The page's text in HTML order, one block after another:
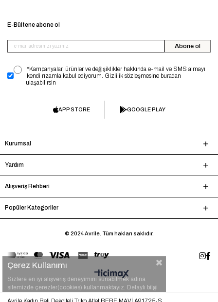
E-Bültene abone ol
Abone ol
*Kampanyalar, ürünler ve değişiklikler hakkında e-mail ve SMS almayı
kendi rızamla kabul ediyorum. Gizlilik sözleşmesine buradan
ulaşabilirsin
APP STORE GOOGLE PLAY
Kurumsal
Yardım
Alışveriş Rehberi
Popüler Kategoriler
© 2024 Avrile. Tüm hakları saklıdır.
Çerez Kullanımı
Sizlere en iyi alışveriş deneyimini sunabilmek adına
sitemizde çerezler(cookies) kullanmaktayız. Detaylı bilgi